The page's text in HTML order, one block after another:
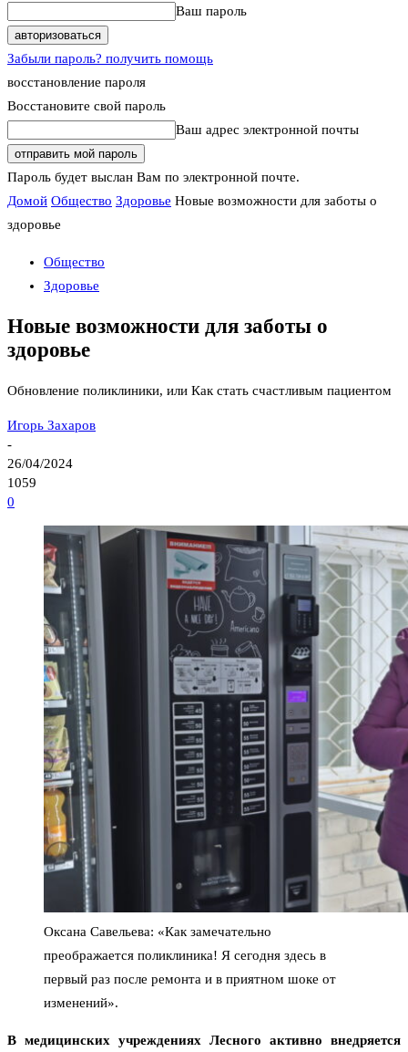
Ваш пароль
Забыли пароль? получить помощь
восстановление пароля
Восстановите свой пароль
Ваш адрес электронной почты
Пароль будет выслан Вам по электронной почте.
Домой Общество Здоровье Новые возможности для заботы о
здоровье
Общество
Здоровье
Новые возможности для заботы о
здоровье
Обновление поликлиники, или Как стать счастливым пациентом
Игорь Захаров
-
26/04/2024
1059
0
Оксана Савельева: «Как замечательно
преображается поликлиника! Я сегодня здесь в
первый раз после ремонта и в приятном шоке от
изменений».
В медицинских учреждениях Лесного активно внедряется